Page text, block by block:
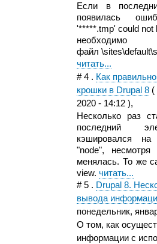
Если в
появилась
'*****.tmp' could not
файл
читать...
#4 . Как
крошки в Drupal 8 (
2020 - 14:12 ),
Несколько раз
последний
кэшировался
"node",
менялась. То же
view.читать...
#5 . Drupal 8.
вывода
понедельник,
О том, как
информации с